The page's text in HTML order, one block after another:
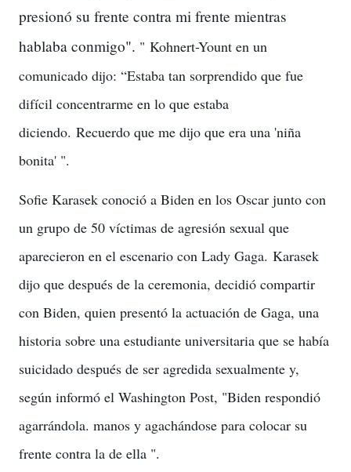
presionó su frente contra mi frente mientras
hablaba conmigo". " Kohnert-Yount en un
comunicado dijo: “Estaba tan sorprendido que fue
difícil concentrarme en lo que estaba
diciendo. Recuerdo que me dijo que era una 'niña
bonita' ".
Sofie Karasek conoció a Biden en los Oscar junto con
un grupo de 50 víctimas de agresión sexual que
aparecieron en el escenario con Lady Gaga. Karasek
dijo que después de la ceremonia, decidió compartir
con Biden, quien presentó la actuación de Gaga, una
historia sobre una estudiante universitaria que se había
suicidado después de ser agredida sexualmente y,
según informó el Washington Post, "Biden respondió
agarrándola. manos y agachándose para colocar su
frente contra la de ella ".